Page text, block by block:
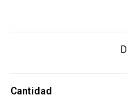
Cantidad